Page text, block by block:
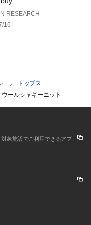
ナーとしてアクセント
ピリング(毛玉)が発生
って取ろうとせず、小
い。
ンなどの閲覧環境によ
をご参照ください。
現在の価格情報や在庫
RESEARCH
16
トップス
ウールシャギーニット
象施設でご利用できるアプ